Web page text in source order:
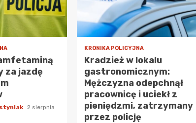
za jazdę
2 sierpnia
KRONIKA POLICYJNA
Kradzież w lokalu
gastronomicznym:
Mężczyzna odepchnął
pracownicę i uciekł z
pieniędzmi, zatrzymany
przez policję